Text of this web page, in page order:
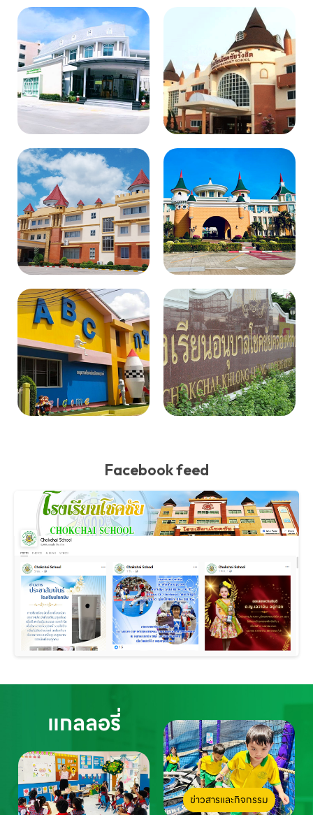
Facebook feed
แกลลอรี่
ข่าวสารและกิจกรรม